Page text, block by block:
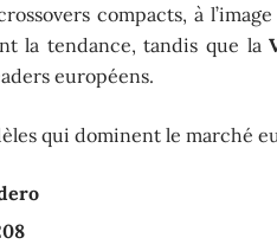
compacts, à
la tendance, tandis que la
européens.
qui dominent le marché